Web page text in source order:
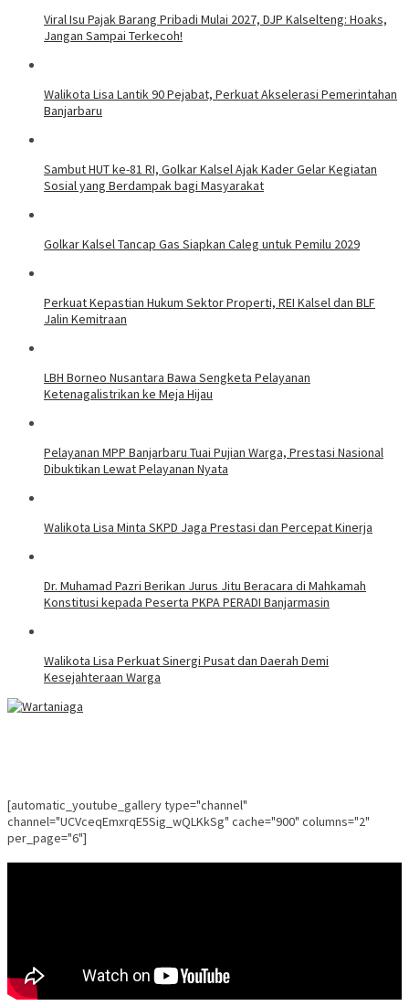
Viral Isu Pajak Barang Pribadi Mulai 2027, DJP Kalselteng: Hoaks,
Jangan Sampai Terkecoh!
Walikota Lisa Lantik 90 Pejabat, Perkuat Akselerasi Pemerintahan
Banjarbaru
Sambut HUT ke-81 RI, Golkar Kalsel Ajak Kader Gelar Kegiatan
Sosial yang Berdampak bagi Masyarakat
Golkar Kalsel Tancap Gas Siapkan Caleg untuk Pemilu 2029
Perkuat Kepastian Hukum Sektor Properti, REI Kalsel dan BLF
Jalin Kemitraan
LBH Borneo Nusantara Bawa Sengketa Pelayanan
Ketenagalistrikan ke Meja Hijau
Pelayanan MPP Banjarbaru Tuai Pujian Warga, Prestasi Nasional
Dibuktikan Lewat Pelayanan Nyata
Walikota Lisa Minta SKPD Jaga Prestasi dan Percepat Kinerja
Dr. Muhamad Pazri Berikan Jurus Jitu Beracara di Mahkamah
Konstitusi kepada Peserta PKPA PERADI Banjarmasin
Walikota Lisa Perkuat Sinergi Pusat dan Daerah Demi
Kesejahteraan Warga
[automatic_youtube_gallery type="channel"
channel="UCVceqEmxrqE5Sig_wQLKkSg" cache="900" columns="2"
per_page="6"]